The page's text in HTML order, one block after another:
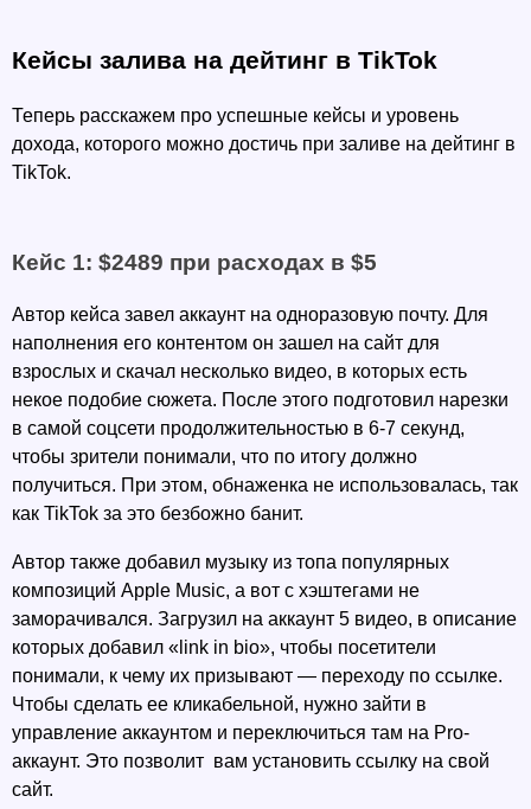
Кейсы залива на дейтинг в TikTok
Теперь расскажем про успешные кейсы и уровень
дохода, которого можно достичь при заливе на дейтинг в
TikTok.
Кейс 1: $2489 при расходах в $5
Автор кейса завел аккаунт на одноразовую почту. Для
наполнения его контентом он зашел на сайт для
взрослых и скачал несколько видео, в которых есть
некое подобие сюжета. После этого подготовил нарезки
в самой соцсети продолжительностью в 6-7 секунд,
чтобы зрители понимали, что по итогу должно
получиться. При этом, обнаженка не использовалась, так
как TikTok за это безбожно банит.
Автор также добавил музыку из топа популярных
композиций Apple Music, а вот с хэштегами не
заморачивался. Загрузил на аккаунт 5 видео, в описание
которых добавил «link in bio», чтобы посетители
понимали, к чему их призывают — переходу по ссылке.
Чтобы сделать ее кликабельной, нужно зайти в
управление аккаунтом и переключиться там на Pro-
аккаунт. Это позволит  вам установить ссылку на свой
сайт.